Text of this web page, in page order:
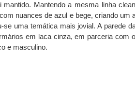
Mantendo a mesma linha
nuances de azul e bege, criando um
uma temática mais jovial. A parede
em laca cinza, em parceria com
e masculino.